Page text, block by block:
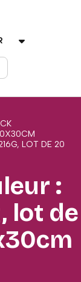
LOT DE 20
:
lot de